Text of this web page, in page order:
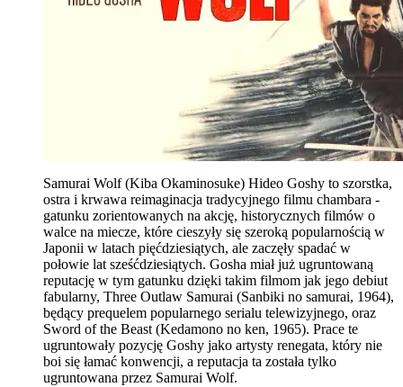
Samurai Wolf (Kiba Okaminosuke) Hideo Goshy to szorstka,
ostra i krwawa reimaginacja tradycyjnego filmu chambara -
gatunku zorientowanych na akcję, historycznych filmów o
walce na miecze, które cieszyły się szeroką popularnością w
Japonii w latach pięćdziesiątych, ale zaczęły spadać w
połowie lat sześćdziesiątych. Gosha miał już ugruntowaną
reputację w tym gatunku dzięki takim filmom jak jego debiut
fabularny, Three Outlaw Samurai (Sanbiki no samurai, 1964),
będący prequelem popularnego serialu telewizyjnego, oraz
Sword of the Beast (Kedamono no ken, 1965). Prace te
ugruntowały pozycję Goshy jako artysty renegata, który nie
boi się łamać konwencji, a reputacja ta została tylko
ugruntowana przez Samurai Wolf.